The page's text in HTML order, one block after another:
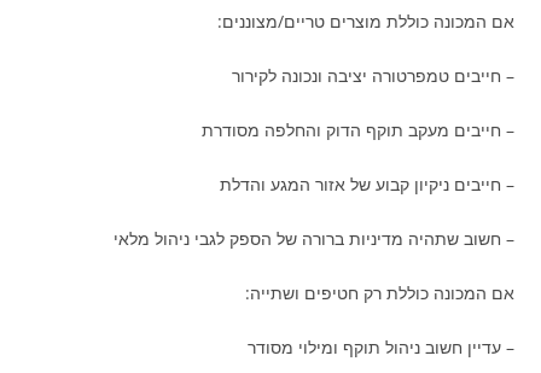
אם המכונה כוללת מוצרים טריים/מצוננים:
– חייבים טמפרטורה יציבה ונכונה לקירור
– חייבים מעקב תוקף הדוק והחלפה מסודרת
– חייבים ניקיון קבוע של אזור המגע והדלת
– חשוב שתהיה מדיניות ברורה של הספק לגבי ניהול מלאי
אם המכונה כוללת רק חטיפים ושתייה:
– עדיין חשוב ניהול תוקף ומילוי מסודר